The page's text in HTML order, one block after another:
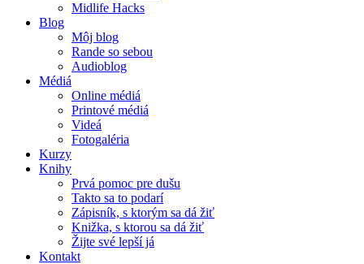
Midlife Hacks
Blog
Môj blog
Rande so sebou
Audioblog
Médiá
Online médiá
Printové médiá
Videá
Fotogaléria
Kurzy
Knihy
Prvá pomoc pre dušu
Takto sa to podarí
Zápisník, s ktorým sa dá žiť
Knižka, s ktorou sa dá žiť
Žijte své lepší já
Kontakt